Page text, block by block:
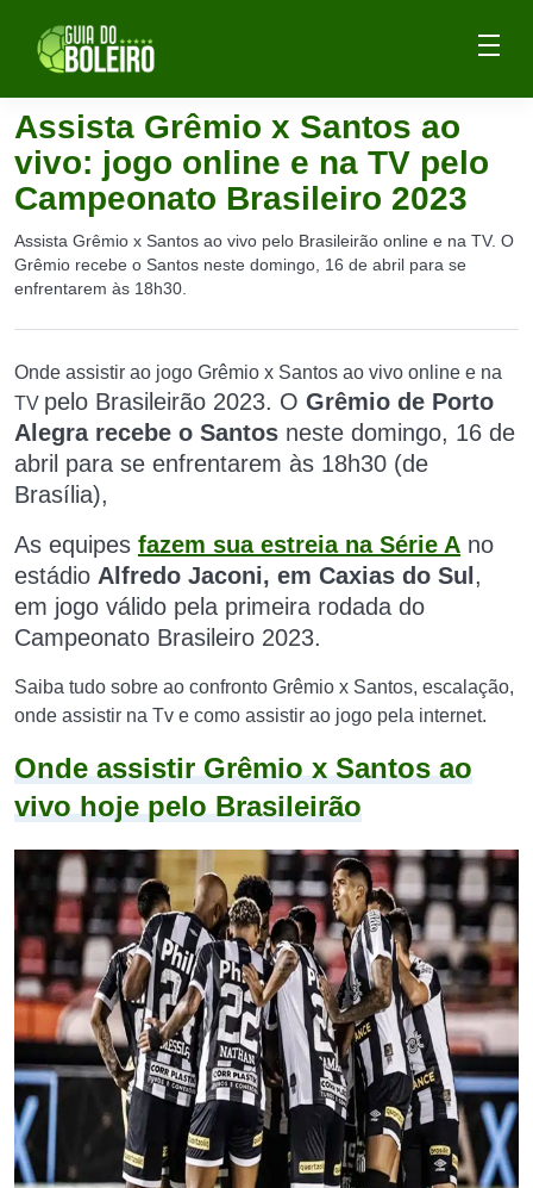
Assista Grêmio x Santos ao
vivo: jogo online e na TV pelo
Campeonato Brasileiro 2023
Assista Grêmio x Santos ao vivo pelo Brasileirão online e na TV. O
Grêmio recebe o Santos neste domingo, 16 de abril para se
enfrentarem às 18h30.
Onde assistir ao jogo Grêmio x Santos ao vivo online e na
TV pelo Brasileirão 2023. O Grêmio de Porto
Alegra recebe o Santos neste domingo, 16 de
abril para se enfrentarem às 18h30 (de
Brasília),
As equipes fazem sua estreia na Série A no
estádio Alfredo Jaconi, em Caxias do Sul ,
em jogo válido pela primeira rodada do
Campeonato Brasileiro 2023.
Saiba tudo sobre ao confronto Grêmio x Santos, escalação,
onde assistir na Tv e como assistir ao jogo pela internet.
Onde assistir Grêmio x Santos ao
vivo hoje pelo Brasileirão